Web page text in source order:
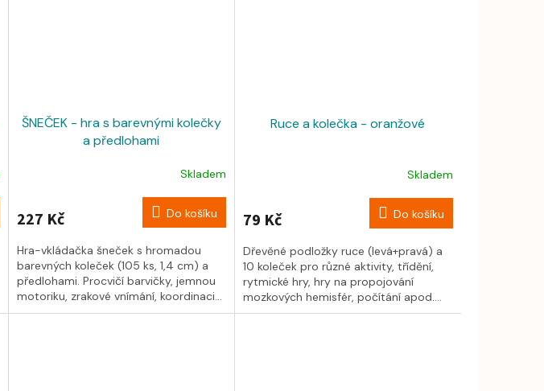
ŠNEČEK - hra s barevnými kolečky
a předlohami
Skladem
227 Kč Do košíku
Hra-vkládačka šneček s hromadou
barevných koleček (105 ks, 1,4 cm) a
předlohami. Procvičí barvičky, jemnou
motoriku, zrakové vnímání, koordinaci...
Ruce a kolečka - oranžové
Skladem
79 Kč Do košíku
Dřevěné podložky ruce (levá+pravá) a
10 koleček pro různé aktivity, třídění,
rytmické hry, hry na propojování
mozkových hemisfér, počítání apod....